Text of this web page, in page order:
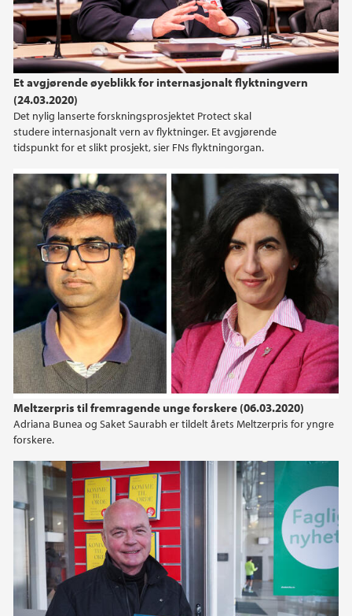
Et avgjørende øyeblikk for internasjonalt flyktningvern
(24.03.2020)
Det nylig lanserte forskningsprosjektet Protect skal
studere internasjonalt vern av flyktninger. Et avgjørende
tidspunkt for et slikt prosjekt, sier FNs flyktningorgan.
Meltzerpris til fremragende unge forskere (06.03.2020)
Adriana Bunea og Saket Saurabh er tildelt årets Meltzerpris for yngre
forskere.
2025
2024
2022
2021
2020
2018
2017
2016
2015
2014
2013
2012
2011